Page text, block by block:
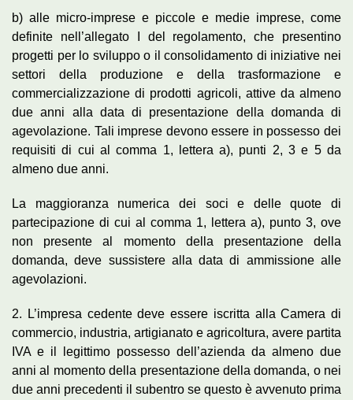
b) alle micro-imprese e piccole e medie imprese, come
definite nell’allegato I del regolamento, che presentino
progetti per lo sviluppo o il consolidamento di iniziative nei
settori della produzione e della trasformazione e
commercializzazione di prodotti agricoli, attive da almeno
due anni alla data di presentazione della domanda di
agevolazione. Tali imprese devono essere in possesso dei
requisiti di cui al comma 1, lettera a), punti 2, 3 e 5 da
almeno due anni.
La maggioranza numerica dei soci e delle quote di
partecipazione di cui al comma 1, lettera a), punto 3, ove
non presente al momento della presentazione della
domanda, deve sussistere alla data di ammissione alle
agevolazioni.
2. L’impresa cedente deve essere iscritta alla Camera di
commercio, industria, artigianato e agricoltura, avere partita
IVA e il legittimo possesso dell’azienda da almeno due
anni al momento della presentazione della domanda, o nei
due anni precedenti il subentro se questo è avvenuto prima